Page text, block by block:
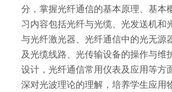
分，掌握光纤通信的基本原理、基本
习内容包括光纤与光缆、光发送机和
与光纤激光器、光纤通信中的光无源
及光缆线路、光传输设备的操作与维
设计，光纤通信常用仪表及应用等方
深对光波理论的理解，培养学生应用